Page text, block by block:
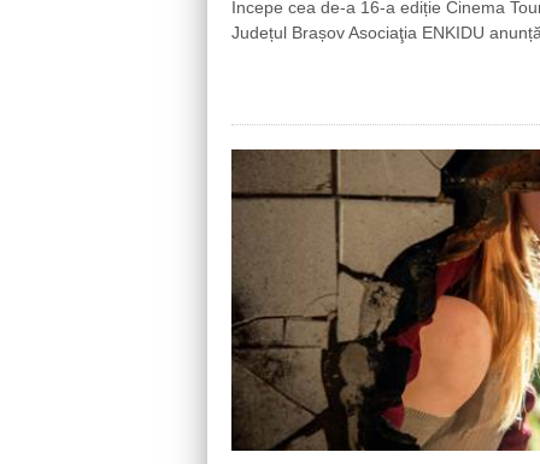
Începe cea de-a 16-a ediție Cinema
Județul Brașov Asociaţia ENKIDU